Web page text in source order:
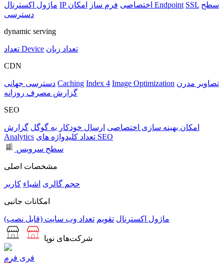
ماژول اکسترنال IP اختصاصی فرم ساز امکان Endpoint SSL سطح
دسترسی
dynamic serving
تعداد Device تعداد زبان
CDN
دسترسی جهانی Caching Index 4 Image Optimization تصاویر مدرن
گزارش مصرف روزانه
SEO
امکان بهینه سازی اختصاصی ارسال خودکار به گوگل گزارش
Analytics
تعداد کلیدواژه های SEO
سطح سرویس
مشخصات اصلی
حجم گالری اشیاء کاربر
امکانات جانبی
ماژول اکسترنال تقویم تعداد وب سایت (قابل نصب)
شرکت‌های نوپا
فری فرم